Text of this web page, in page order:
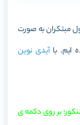
مبتکرانبه صورت
آیدی نوین
بر روی دکمه ی